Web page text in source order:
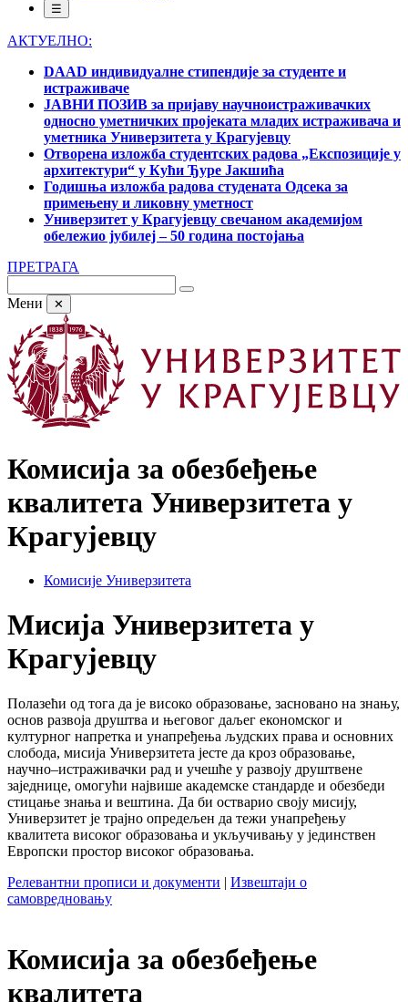
☰
АКТУЕЛНО:
DAAD индивидуалне стипендије за студенте и
истраживаче
ЈАВНИ ПОЗИВ за пријаву научноистраживачких
односно уметничких пројеката младих истраживача и
уметника Универзитета у Крагујевцу
Отворена изложба студентских радова „Експозиције у
архитектури“ у Кући Ђуре Јакшића
Годишња изложба радова студената Одсека за
примењену и ликовну уметност
Универзитет у Крагујевцу свечаном академијом
обележио јубилеј – 50 година постојања
ПРЕТРАГА
Мени ✕
Комисијa за обезбеђење
квалитета Универзитета у
Крагујевцу
Комисије Универзитета
Мисија Универзитета у
Крагујевцу
Полазећи од тога да је високо образовање, засновано на знању,
основ развоја друштва и његовог даљег економског и
културног напретка и унапређења људских права и основних
слобода, мисија Универзитета јесте да кроз образовање,
научно–истраживачки рад и учешће у развоју друштвене
заједнице, омогући највише академске стандарде и обезбеди
стицање знања и вештина. Да би остварио своју мисију,
Универзитет је трајно опредељен да тежи унапређењу
квалитета високог образовања и укључивању у јединствен
Европски простор високог образовања.
Релевантни прописи и документи | Извештаји о
самовредновању
Комисија за обезбеђење
квалитета